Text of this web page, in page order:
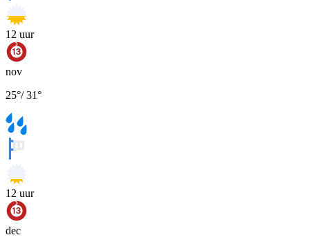
12 uur
nov
25°/31°
12 uur
dec